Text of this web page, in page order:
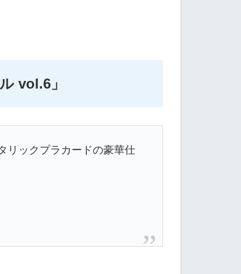
vol.6 」
リックプラカードの豪華仕